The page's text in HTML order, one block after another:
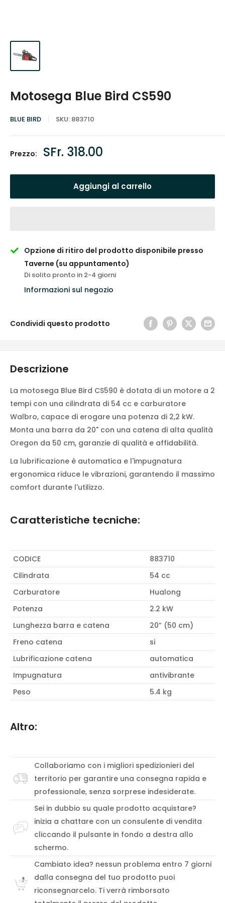
Motosega Blue Bird CS590
BLUE BIRD SKU: 883710
Prezzo: Prezzo
SFr. 318.00
Aggiungi al carrello
Opzione di ritiro del prodotto disponibile presso
Taverne (su appuntamento)
Di solito pronto in 2-4 giorni
Informazioni sul negozio
Condividi questo prodotto
Descrizione
La motosega Blue Bird CS590 è dotata di un motore a 2
tempi con una cilindrata di 54 cc e carburatore
Walbro, capace di erogare una potenza di 2,2 kW.
Monta una barra da 20" con una catena di alta qualità
Oregon da 50 cm, garanzie di qualità e affidabilità.
La lubrificazione è automatica e l'impugnatura
ergonomica riduce le vibrazioni, garantendo il massimo
comfort durante l'utilizzo.
Caratteristiche tecniche:
CODICE
883710
Cilindrata
54 cc
Carburatore
Hualong
Potenza
2.2 kW
Lunghezza barra e catena
20” (50 cm)
Freno catena
si
Lubrificazione catena
automatica
Impugnatura
antivibrante
Peso
5.4 kg
Altro:
Collaboriamo con i migliori spedizionieri del
territorio per garantire una consegna rapida e
professionale, senza sorprese indesiderate.
Sei in dubbio su quale prodotto acquistare?
inizia a chattare con un consulente di vendita
cliccando il pulsante in fondo a destra allo
schermo.
Cambiato idea? nessun problema entro 7 giorni
dalla consegna del tuo prodotto puoi
riconsegnarcelo. Ti verrà rimborsato